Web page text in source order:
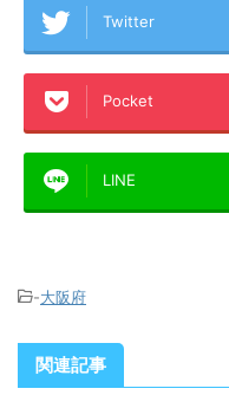
Twitter
Pocket
LINE
-大阪府
関連記事